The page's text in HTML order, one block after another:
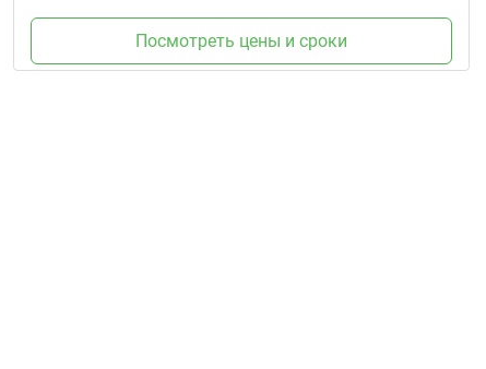
Посмотреть цены и сроки